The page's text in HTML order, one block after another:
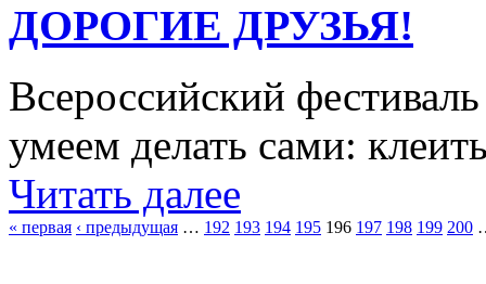
ДОРОГИЕ ДРУЗЬЯ!
Всероссийский
умеем делать сами:
Читать далее
« первая ‹ предыдущая … 192 193 194 195 196 197 198 199 200